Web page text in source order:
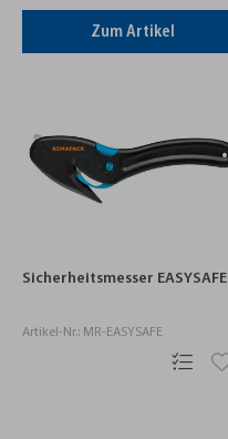
Zum Artikel
Sicherheitsmesser EASYSAFE
Artikel-Nr.: MR-EASYSAFE